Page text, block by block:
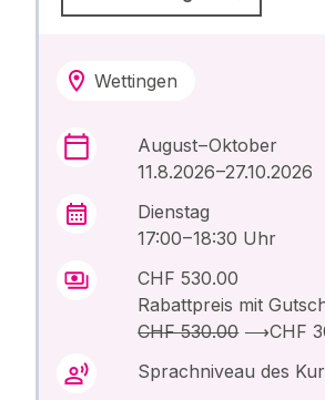
Wettingen
August – Oktober
11.8.2026 –27.10.2026
Dienstag
17:00 – 18:30 Uhr
CHF 530.00
Rabattpreis mit
CHF 530.00⟶CHF
Sprachniveau des